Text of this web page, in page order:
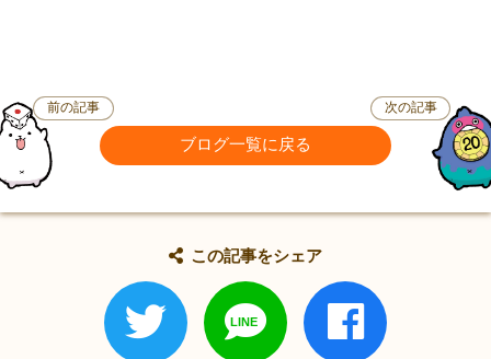
前の記事
ブログ一覧に戻る
次の記事
この記事をシェア